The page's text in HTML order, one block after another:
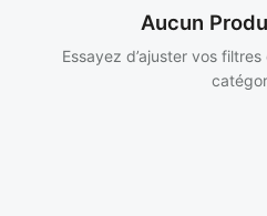
Aucun
Essayez d’ajuster vos